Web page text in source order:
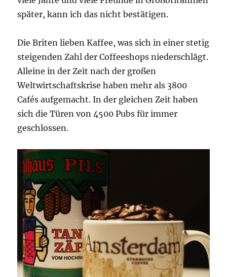
später, kann ich das nicht bestätigen.
Die Briten lieben Kaffee, was sich in einer stetig
steigenden Zahl der Coffeeshops niederschlägt.
Alleine in der Zeit nach der großen
Weltwirtschaftskrise haben mehr als 3800
Cafés aufgemacht. In der gleichen Zeit haben
sich die Türen von 4500 Pubs für immer
geschlossen.